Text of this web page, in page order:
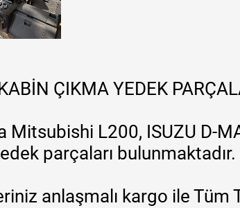
ÇIKMA YEDEK
Mitsubishi L200, ISUZU D-
parçaları bulunmaktadır.
anlaşmalı kargo ile Tüm